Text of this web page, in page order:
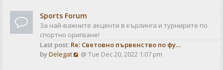
t
e
s
t
p
o
w
t
h
e
l
Sports Forum
За най-важните акценти в кърлинга и турнирите по
спортно оригване!
Last post: Re: Световно първенство по фу…
byDelegat
V@ Tue Dec 20, 2022 1:07 pm